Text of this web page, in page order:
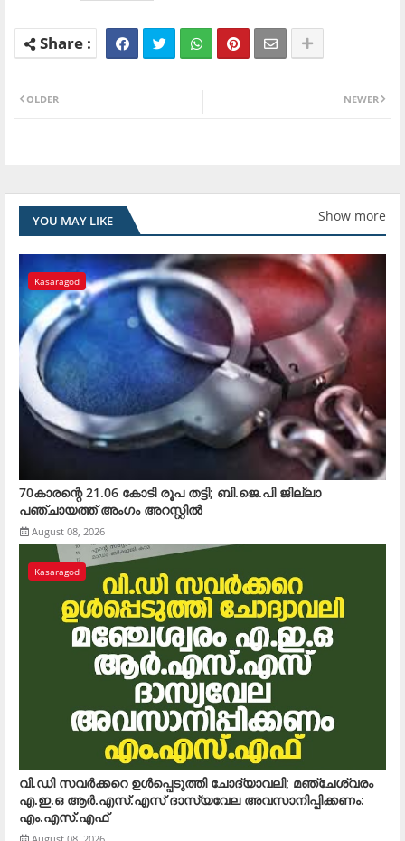
NEWER
OLDER
YOU MAY LIKE Show more
Kasaragod
70കാരന്റെ 21.06 കോടി രൂപ തട്ടി; ബി.ജെ.പി ജില്ലാ
പഞ്ചായത്ത് അംഗം അറസ്റ്റില്‍
August 08, 2026
Kasaragod
വി.ഡി സവര്‍ക്കറെ ഉള്‍പ്പെടുത്തി ചോദ്യാവലി; മഞ്ചേശ്വരം
എ.ഇ.ഒ ആര്‍.എസ്.എസ് ദാസ്യവേല അവസാനിപ്പിക്കണം:
എം.എസ്.എഫ്